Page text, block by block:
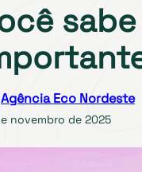
Agência Eco Nordeste
novembro de 2025